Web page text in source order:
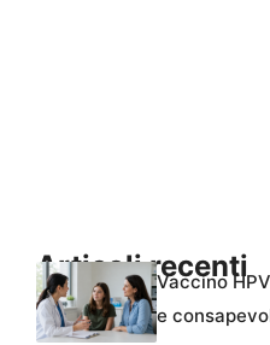
Articoli recenti
Vaccino
e